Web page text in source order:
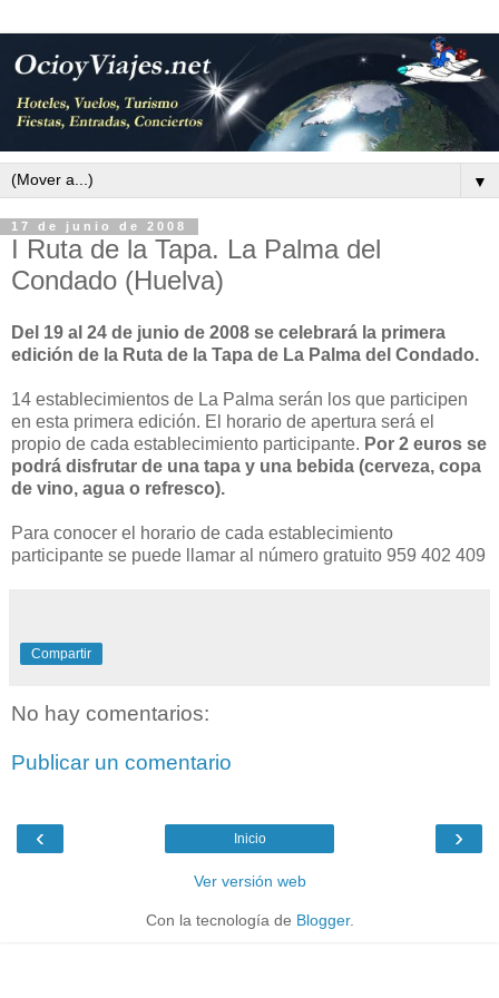
▼
17 de junio de 2008
I Ruta de la Tapa. La Palma del
Condado (Huelva)
Del 19 al 24 de junio de 2008 se celebrará la primera
edición de la Ruta de la Tapa de La Palma del Condado.
14 establecimientos de La Palma serán los que participen
en esta primera edición. El horario de apertura será el
propio de cada establecimiento participante. Por 2 euros se
podrá disfrutar de una tapa y una bebida (cerveza, copa
de vino, agua o refresco).
Para conocer el horario de cada establecimiento
participante se puede llamar al número gratuito 959 402 409
Compartir
No hay comentarios:
Publicar un comentario
‹ ›
Inicio
Ver versión web
Con la tecnología de Blogger.